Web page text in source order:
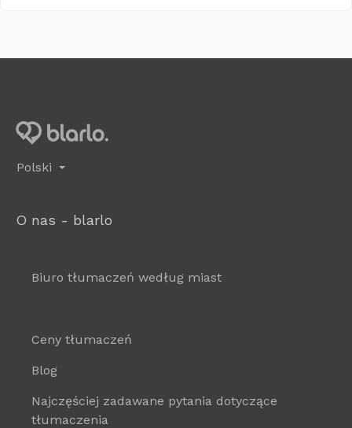
Polski
O nas - blarlo
Biuro tłumaczeń według miast
Ceny tłumaczeń
Blog
Najczęściej zadawane pytania dotyczące
tłumaczenia